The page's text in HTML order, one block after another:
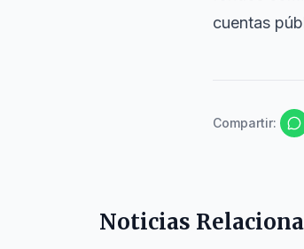
cuentas
Compartir:
Noticias